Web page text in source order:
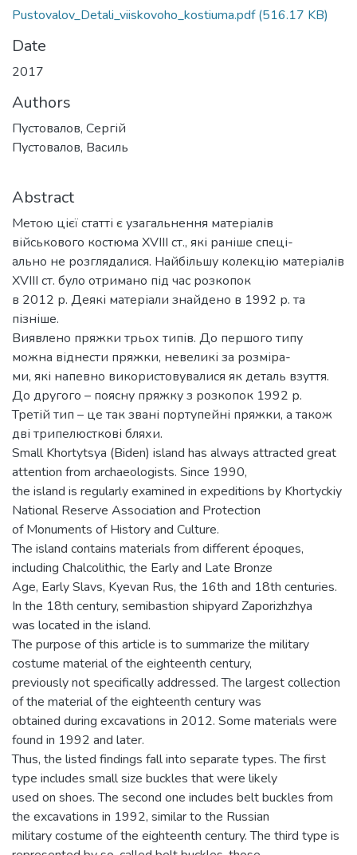
Pustovalov_Detali_viiskovoho_kostiuma.pdf(516.17 KB)
Date
2017
Authors
Пустовалов, Сергій
Пустовалов, Василь
Abstract
Метою цієї статті є узагальнення матеріалів
військового костюма ХVIII ст., які раніше спеці-
ально не розглядалися. Найбільшу колекцію матеріалів
ХVIII ст. було отримано під час розкопок
в 2012 р. Деякі матеріали знайдено в 1992 р. та
пізніше.
Виявлено пряжки трьох типів. До першого типу
можна віднести пряжки, невеликі за розміра-
ми, які напевно використовувалися як деталь взуття.
До другого – поясну пряжку з розкопок 1992 р.
Третій тип – це так звані портупейні пряжки, а також
дві трипелюсткові бляхи.
Small Khortytsya (Biden) island has always attracted great
attention from archaeologists. Since 1990,
the island is regularly examined in expeditions by Khortyckiy
National Reserve Association and Protection
of Monuments of History and Culture.
The island contains materials from different époques,
including Chalcolithic, the Early and Late Bronze
Age, Early Slavs, Kyevan Rus, the 16th and 18th centuries.
In the 18th century, semibastion shipyard Zaporizhzhya
was located in the island.
The purpose of this article is to summarize the military
costume material of the eighteenth century,
previously not specifically addressed. The largest collection
of the material of the eighteenth century was
obtained during excavations in 2012. Some materials were
found in 1992 and later.
Thus, the listed findings fall into separate types. The first
type includes small size buckles that were likely
used on shoes. The second one includes belt buckles from
the excavations in 1992, similar to the Russian
military costume of the eighteenth century. The third type is